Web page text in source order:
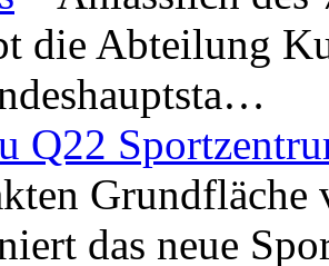
die Abteilung
Q22
Grundfläche
das neue